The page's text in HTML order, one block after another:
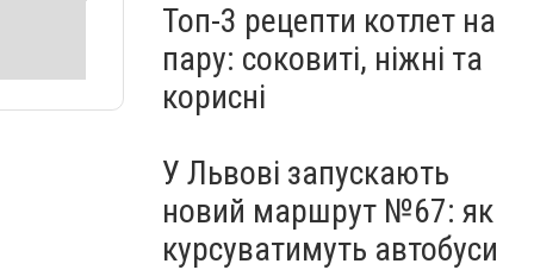
Топ-3 рецепти котлет на
пару: соковиті, ніжні та
корисні
У Львові запускають
новий маршрут №67: як
курсуватимуть автобуси